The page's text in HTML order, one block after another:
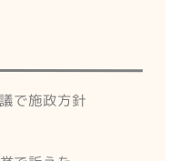
で施政方針